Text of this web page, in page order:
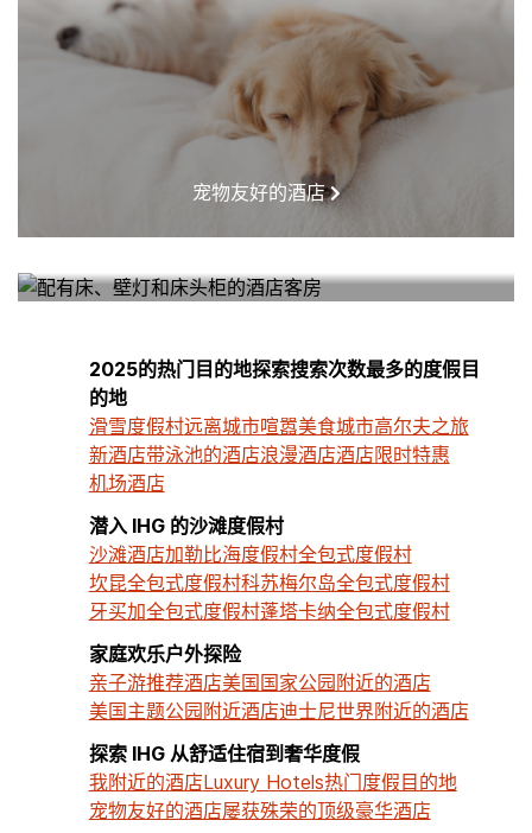
宠物友好的酒店
2025的热门目的地探索搜索次数最多的度假目
的地
滑雪度假村远离城市喧嚣美食城市高尔夫之旅
新酒店带泳池的酒店浪漫酒店酒店限时特惠
机场酒店
潜入 IHG 的沙滩度假村
沙滩酒店加勒比海度假村全包式度假村
坎昆全包式度假村科苏梅尔岛全包式度假村
牙买加全包式度假村蓬塔卡纳全包式度假村
家庭欢乐户外探险
亲子游推荐酒店美国国家公园附近的酒店
美国主题公园附近酒店迪士尼世界附近的酒店
探索 IHG 从舒适住宿到奢华度假
我附近的酒店Luxury Hotels热门度假目的地
宠物友好的酒店屡获殊荣的顶级豪华酒店